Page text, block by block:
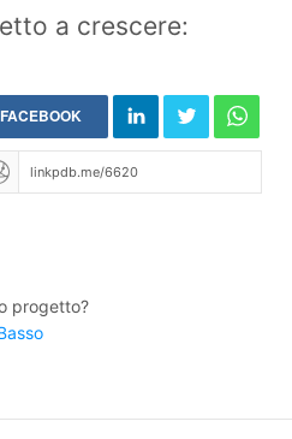
a crescere:
FACEBOOK
progetto?